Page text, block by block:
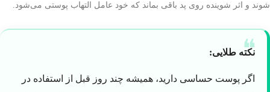
شوند و اثر شوینده روی پد باقی بماند که خود عامل التهاب پوستی می‌شود.
نکته طلایی:
اگر پوست حساسی دارید، همیشه چند روز قبل از استفاده در